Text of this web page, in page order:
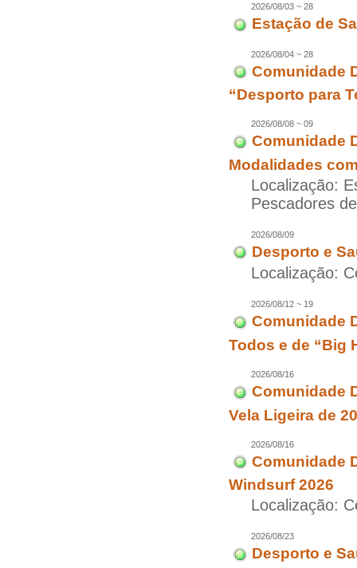
2026/08/03 ~ 28
Estação de
2026/08/04 ~ 28
Comunidade
“Desporto para
2026/08/08 ~ 09
Comunidade
Modalidades
Localização:
Pescadores
2026/08/09
Desporto e
Localização:
2026/08/12 ~ 19
Comunidade
Todos e de “Big
2026/08/16
Comunidade
Vela Ligeira de
2026/08/16
Comunidade
Windsurf 2026
Localização:
2026/08/23
Desporto e